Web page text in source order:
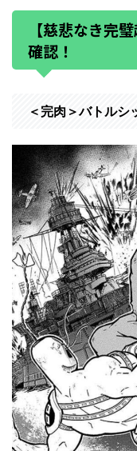
【慈悲なき完
確認！
＜完肉＞バトルシ